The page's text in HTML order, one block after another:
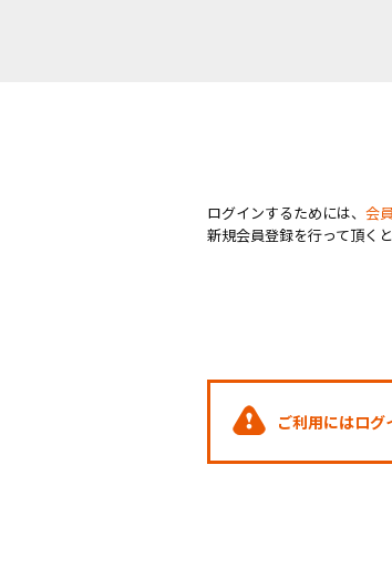
ログインするためには、 会
新規会員登録を行って頂く
ご利用にはログ